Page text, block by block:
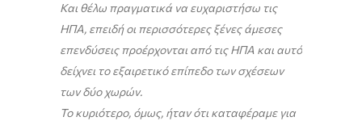
Και θέλω πραγματικά να ευχαριστήσω τις
ΗΠΑ, επειδή οι περισσότερες ξένες άμεσες
επενδύσεις προέρχονται από τις ΗΠΑ και αυτό
δείχνει το εξαιρετικό επίπεδο των σχέσεων
των δύο χωρών.
Το κυριότερο, όμως, ήταν ότι καταφέραμε για